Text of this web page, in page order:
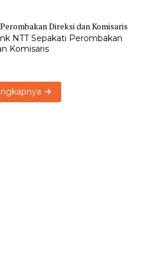
NTT Sepakati Perombakan
Komisaris